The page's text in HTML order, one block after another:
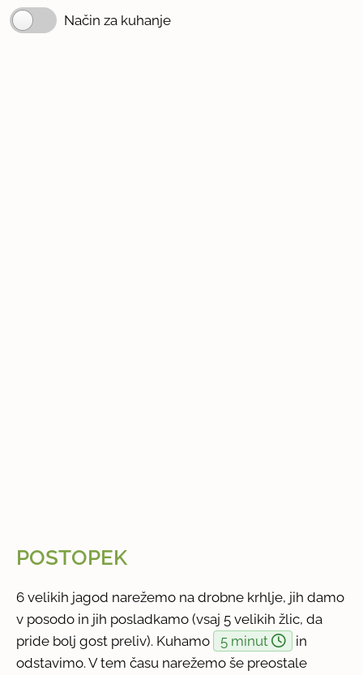
Način za kuhanje
POSTOPEK
6 velikih jagod narežemo na drobne krhlje, jih damo
v posodo in jih posladkamo (vsaj 5 velikih žlic, da
pride bolj gost preliv). Kuhamo
5 minut
in
odstavimo. V tem času narežemo še preostale